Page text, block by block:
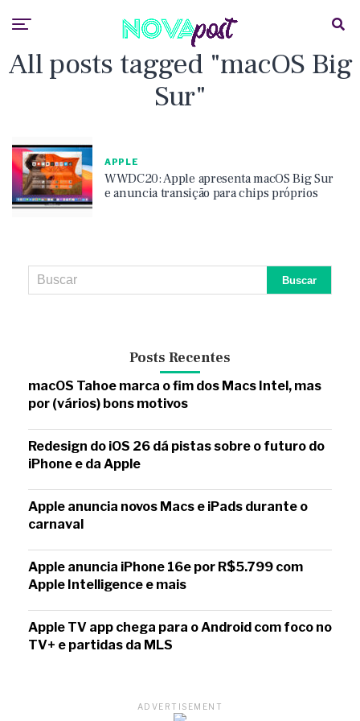
All posts tagged "macOS Big
Sur"
APPLE
WWDC20: Apple apresenta macOS Big Sur
e anuncia transição para chips próprios
Posts Recentes
macOS Tahoe marca o fim dos Macs Intel, mas
por (vários) bons motivos
Redesign do iOS 26 dá pistas sobre o futuro do
iPhone e da Apple
Apple anuncia novos Macs e iPads durante o
carnaval
Apple anuncia iPhone 16e por R$5.799 com
Apple Intelligence e mais
Apple TV app chega para o Android com foco no
TV+ e partidas da MLS
ADVERTISEMENT